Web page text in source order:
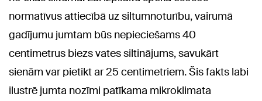
normatīvus attiecībā uz siltumnoturību, vairumā
gadījumu jumtam būs nepieciešams 40
centimetrus biezs vates siltinājums, savukārt
sienām var pietikt ar 25 centimetriem. Šis fakts labi
ilustrē jumta nozīmi patīkama mikroklimata